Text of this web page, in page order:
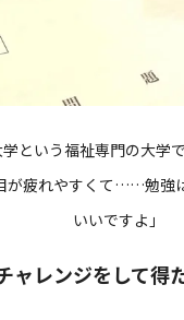
という福祉専門の大学
が疲れやすくて……勉強
いいですよ」
チャレンジをして得